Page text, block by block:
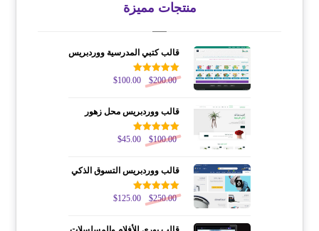
منتجات مميزة
قالب كتبي المدرسية ووردبريس
تم التقييم
من 5
$200.00
$100.00
قالب ووردبريس محل زهور
تم التقييم
من 5
$100.00
$45.00
قالب ووردبريس التسوق الذكي
تم التقييم
من 5
$250.00
$125.00